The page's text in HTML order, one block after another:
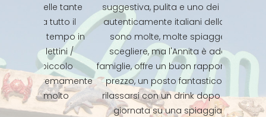
suggestiva, pulita e uno dei luoghi più
autenticamente italiani della zona. Ci
sono molte, molte spiagge tra cui
scegliere, ma l'Annita è adatto alle
famiglie, offre un buon rapporto qualità-
prezzo, un posto fantastico solo per
rilassarsi con un drink dopo una bella
giornata su una spiaggia calda.
Un